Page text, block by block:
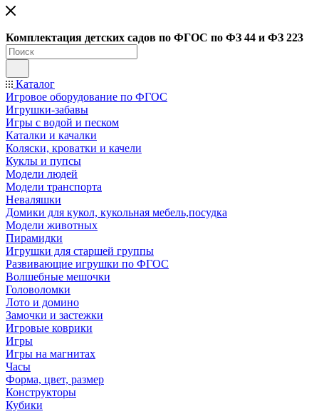
Комплектация детских садов по ФГОC по ФЗ 44 и ФЗ 223
Каталог
Игровое оборудование по ФГОС
Игрушки-забавы
Игры с водой и песком
Каталки и качалки
Коляски, кроватки и качели
Куклы и пупсы
Модели людей
Модели транспорта
Неваляшки
Домики для кукол, кукольная мебель,посудка
Модели животных
Пирамидки
Игрушки для старшей группы
Развивающие игрушки по ФГОС
Волшебные мешочки
Головоломки
Лото и домино
Замочки и застежки
Игровые коврики
Игры
Игры на магнитах
Часы
Форма, цвет, размер
Конструкторы
Кубики